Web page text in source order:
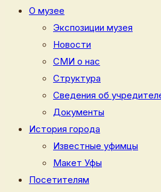
О музее
Экспозиции музея
Новости
СМИ о нас
Структура
Сведения об
Документы
История города
Известные уфимцы
Макет Уфы
Посетителям